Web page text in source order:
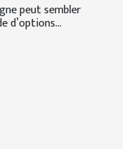
peut sembler
d’options...